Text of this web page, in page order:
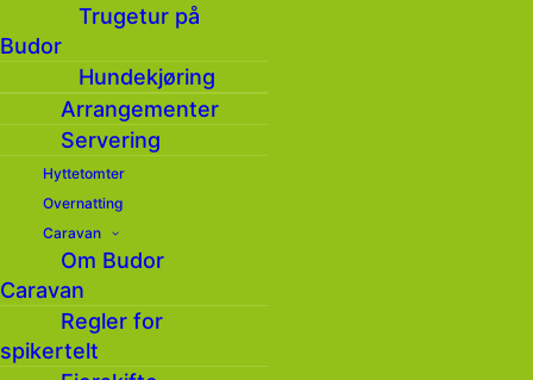
Trugetur på
Budor
Hundekjøring
Arrangementer
Servering
Hyttetomter
Overnatting
Caravan
Om Budor
Caravan
Regler for
spikertelt
Besøk Budor
Budorvegen 1494,
2340 Løten
Veibeskrivelse
Utforsk
Om Budor
Kontakt oss
Profil
Samarbeidspartnere